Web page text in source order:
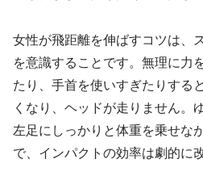
女性が飛距離を伸ばすコツは、
を意識することです。無理に力
たり、手首を使いすぎたりする
くなり、ヘッドが走りません。
左足にしっかりと体重を乗せな
で、インパクトの効率は劇的に